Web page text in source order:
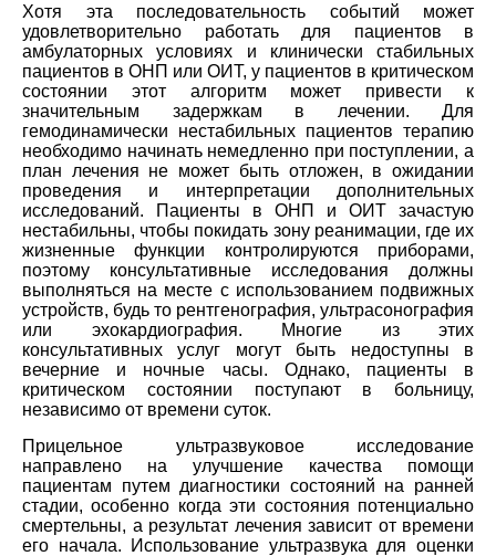
Хотя эта последовательность событий может
удовлетворительно работать для пациентов в
амбулаторных условиях и клинически стабильных
пациентов в ОНП или ОИТ, у пациентов в критическом
состоянии этот алгоритм может привести к
значительным задержкам в лечении. Для
гемодинамически нестабильных пациентов терапию
необходимо начинать немедленно при поступлении, а
план лечения не может быть отложен, в ожидании
проведения и интерпретации дополнительных
исследований. Пациенты в ОНП и ОИТ зачастую
нестабильны, чтобы покидать зону реанимации, где их
жизненные функции контролируются приборами,
поэтому консультативные исследования должны
выполняться на месте с использованием подвижных
устройств, будь то рентгенография, ультрасонография
или эхокардиография. Многие из этих
консультативных услуг могут быть недоступны в
вечерние и ночные часы. Однако, пациенты в
критическом состоянии поступают в больницу,
независимо от времени суток.
Прицельное ультразвуковое исследование
направлено на улучшение качества помощи
пациентам путем диагностики состояний на ранней
стадии, особенно когда эти состояния потенциально
смертельны, а результат лечения зависит от времени
его начала. Использование ультразвука для оценки